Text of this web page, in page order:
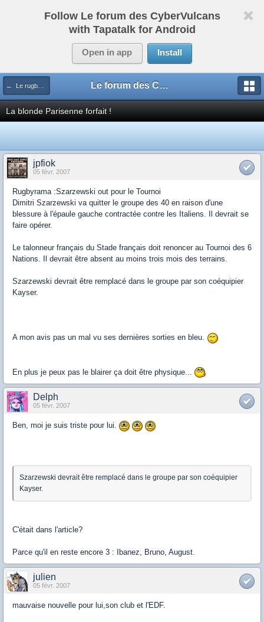
Follow Le forum des CyberVulcans
with Tapatalk for Android
Open in app Install
← Le rugby international Le forum des CyberVulcans
La blonde Parisenne forfait !
jpfiok
05 févr. 2007
Rugbyrama :Szarzewski out pour le Tournoi
Dimitri Szarzewski va quitter le groupe des 40 en raison d'une
blessure à l'épaule gauche contractée contre les Italiens. Il devrait se
faire opérer.
Le talonneur français du Stade français doit renoncer au Tournoi des 6
Nations. Il devrait être absent au moins trois mois des terrains.
Szarzewski devrait être remplacé dans le groupe par son coéquipier
Kayser.
A mon avis pas un mal vu ses dernières sorties en bleu.
En plus je peux pas le blairer ça doit être physique...
Delph
05 févr. 2007
Ben, moi je suis triste pour lui.
Szarzewski devrait être remplacé dans le groupe par son coéquipier
Kayser.
C'était dans l'article?
Parce qu'il en reste encore 3 : Ibanez, Bruno, August.
julien
05 févr. 2007
mauvaise nouvelle pour lui,son club et l'EDF.